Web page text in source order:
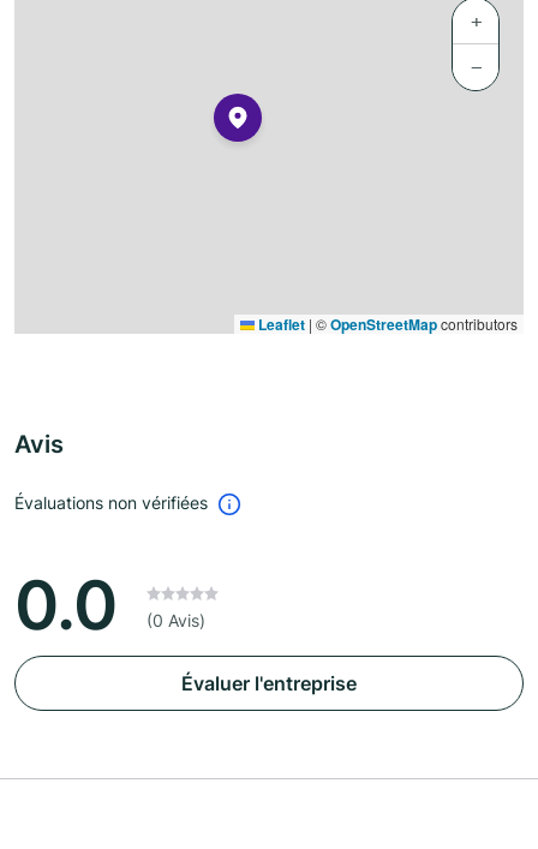
+
−
Leaflet | ©OpenStreetMapcontributors
Avis
Évaluations non vérifiées
0.0 (0 Avis)
Évaluer l'entreprise